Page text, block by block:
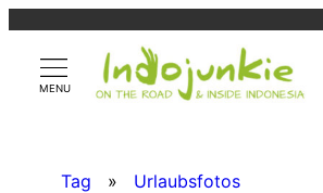
springen
Tag » Urlaubsfotos